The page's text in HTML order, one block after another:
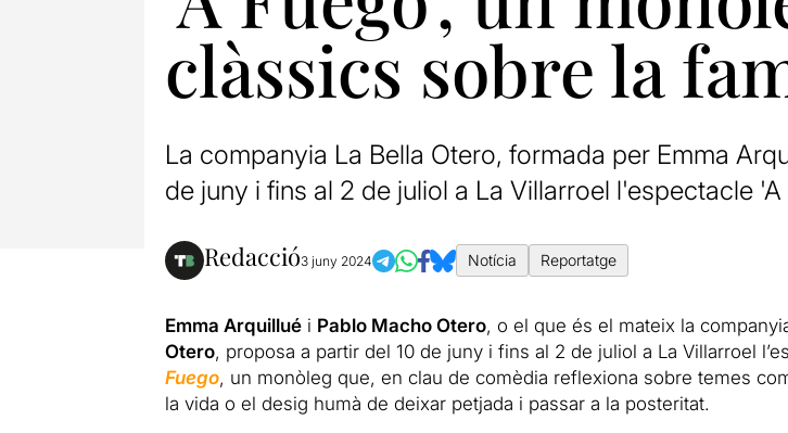
clàssics sobre la
La companyia La Bella Otero, formada per Emma
de juny i fins al 2 de juliol a La Villarroel l'espectacle 'A
Redacció3 juny 2024 Notícia Reportatge
Emma Arquilluéi Pablo Macho Otero, o el que és el mateix la
Otero, proposa a partir del 10 de juny i fins al 2 de juliol a La Villarroel
Fuego, un monòleg que, en clau de comèdia reflexiona sobre temes
la vida o el desig humà de deixar petjada i passar a la posteritat.